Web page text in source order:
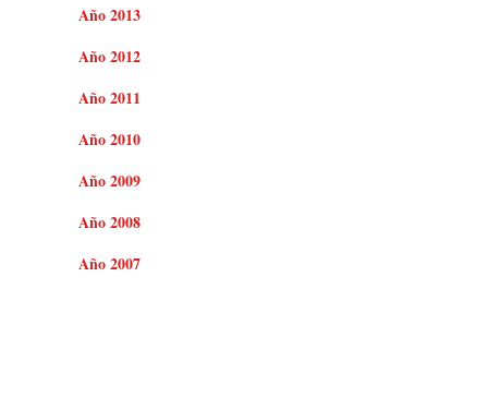
Año 2013
Año 2012
Año 2011
Año 2010
Año 2009
Año 2008
Año 2007